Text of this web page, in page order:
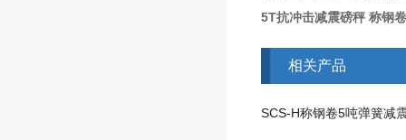
5T抗冲击减震磅秤 称钢
相关产品